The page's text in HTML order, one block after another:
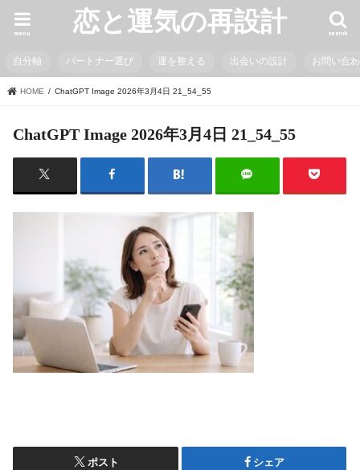
恋と運気の再設計 search
menu
自分軸 パートナー選び 運を整える 出会いの設計 お問い合
HOME ChatGPT Image 2026年3月4日 21_54_55
ChatGPT Image 2026年3月4日 21_54_55
ポスト シェア